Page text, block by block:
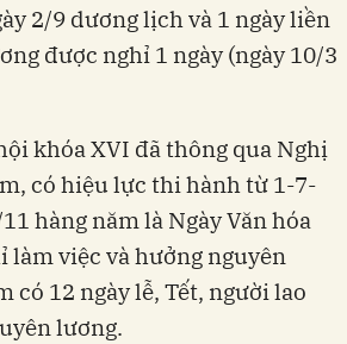
2/9 dương lịch và 1 ngày liền
được nghỉ 1 ngày (ngày 10/3
khóa XVI đã thông qua Nghị
có hiệu lực thi hành từ 1-7-
hàng năm là Ngày Văn hóa
làm việc và hưởng nguyên
có 12 ngày lễ, Tết, người lao
lương.